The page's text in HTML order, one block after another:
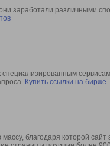
заработали различными
Купить ссылки на бирже
благодаря которой